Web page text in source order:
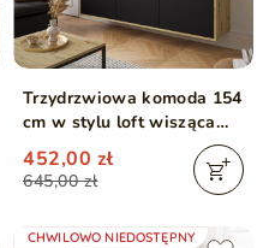
Trzydrzwiowa komoda 154
cm w stylu loft wisząca
Vivance czarny mat i dąb
artisan
645,00 zł
452,00 zł
CHWILOWO NIEDOSTĘPNY